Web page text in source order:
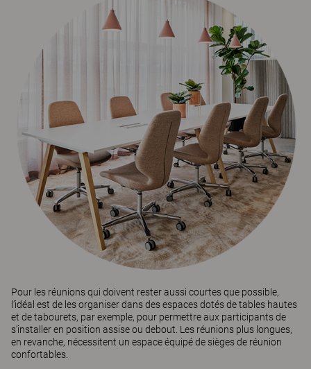
Pour les réunions qui doivent rester aussi courtes que possible,
l’idéal est de les organiser dans des espaces dotés de tables hautes
et de tabourets, par exemple, pour permettre aux participants de
s’installer en position assise ou debout. Les réunions plus longues,
en revanche, nécessitent un espace équipé de sièges de réunion
confortables.